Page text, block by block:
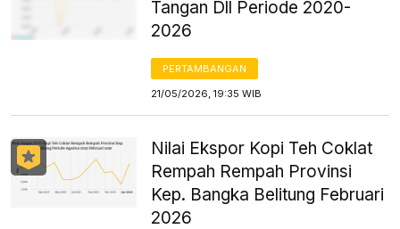
Tangan Dll Periode 2020-
2026
PERTAMBANGAN
21/05/2026, 19:35 WIB
Nilai Ekspor Kopi Teh Coklat
Rempah Rempah Provinsi
Kep. Bangka Belitung Februari
2026